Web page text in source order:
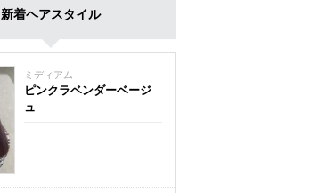
新着ヘアスタイル
ミディアム
ピンクラベンダーベージ
ュ